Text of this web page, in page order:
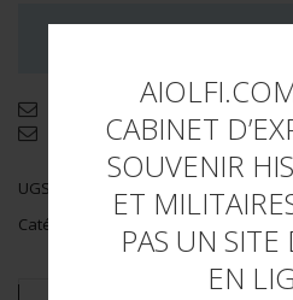
CABINET
SOUVENIR
ET
PAS UN
EN
Demande d'informations
Envoyer par email
UGS :
Catégorie :